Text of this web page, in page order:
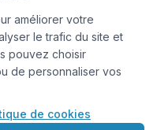
réservés.
améliorer votre
le trafic du site et
pouvez choisir
de personnaliser vos
de cookies